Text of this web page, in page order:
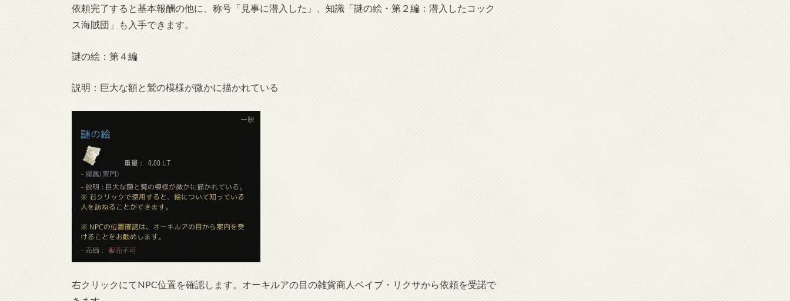
依頼完了すると基本報酬の他に、称号「見事に潜入した」、知識「謎の絵・第２編：潜入したコック
ス海賊団」も入手できます。
謎の絵：第４編
説明：巨大な額と鷲の模様が微かに描かれている
右クリックにてNPC位置を確認します。オーキルアの目の雑貨商人ベイブ・リクサから依頼を受諾で